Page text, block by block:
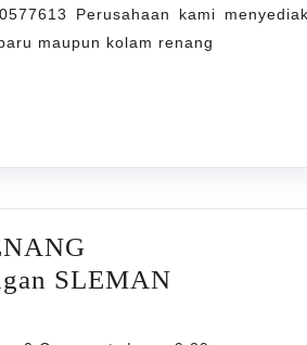
Perusahaan kami
maupun kolam renang
SLEMAN